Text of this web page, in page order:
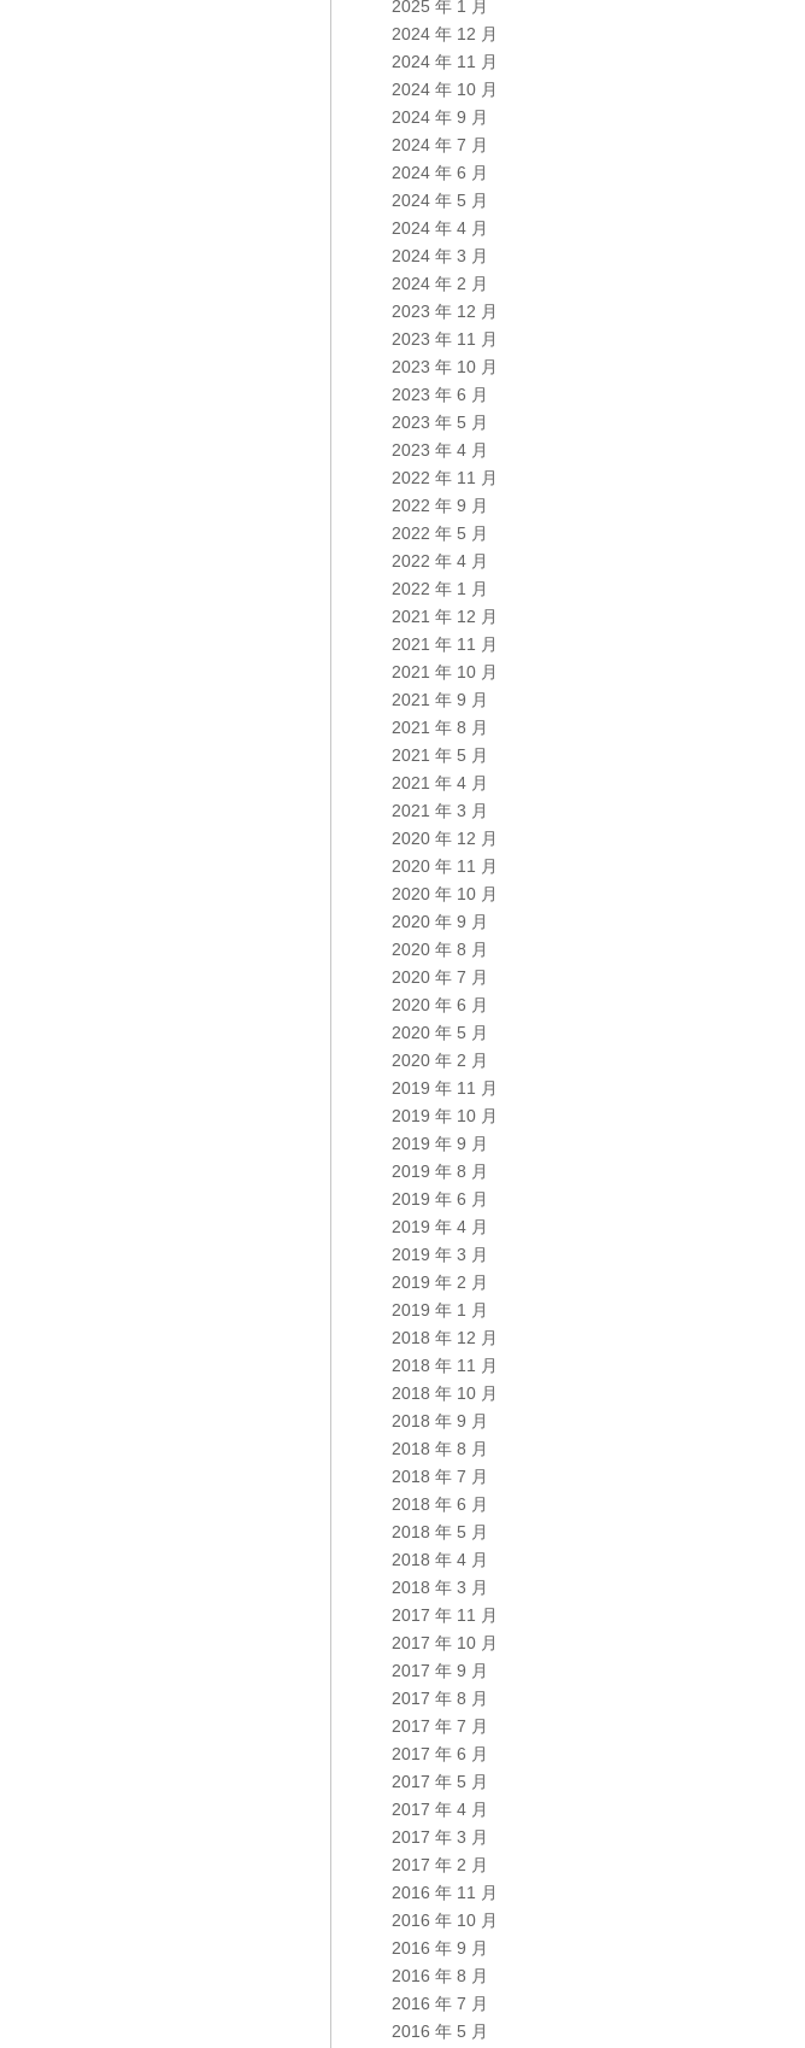
2025 年 1 月
2024 年 12 月
2024 年 11 月
2024 年 10 月
2024 年 9 月
2024 年 7 月
2024 年 6 月
2024 年 5 月
2024 年 4 月
2024 年 3 月
2024 年 2 月
2023 年 12 月
2023 年 11 月
2023 年 10 月
2023 年 6 月
2023 年 5 月
2023 年 4 月
2022 年 11 月
2022 年 9 月
2022 年 5 月
2022 年 4 月
2022 年 1 月
2021 年 12 月
2021 年 11 月
2021 年 10 月
2021 年 9 月
2021 年 8 月
2021 年 5 月
2021 年 4 月
2021 年 3 月
2020 年 12 月
2020 年 11 月
2020 年 10 月
2020 年 9 月
2020 年 8 月
2020 年 7 月
2020 年 6 月
2020 年 5 月
2020 年 2 月
2019 年 11 月
2019 年 10 月
2019 年 9 月
2019 年 8 月
2019 年 6 月
2019 年 4 月
2019 年 3 月
2019 年 2 月
2019 年 1 月
2018 年 12 月
2018 年 11 月
2018 年 10 月
2018 年 9 月
2018 年 8 月
2018 年 7 月
2018 年 6 月
2018 年 5 月
2018 年 4 月
2018 年 3 月
2017 年 11 月
2017 年 10 月
2017 年 9 月
2017 年 8 月
2017 年 7 月
2017 年 6 月
2017 年 5 月
2017 年 4 月
2017 年 3 月
2017 年 2 月
2016 年 11 月
2016 年 10 月
2016 年 9 月
2016 年 8 月
2016 年 7 月
2016 年 5 月